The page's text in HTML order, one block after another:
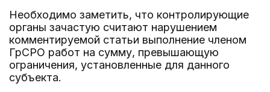
Необходимо заметить, что контролирующие
органы зачастую считают нарушением
комментируемой статьи выполнение членом
ГрСРО работ на сумму, превышающую
ограничения, установленные для данного
субъекта.